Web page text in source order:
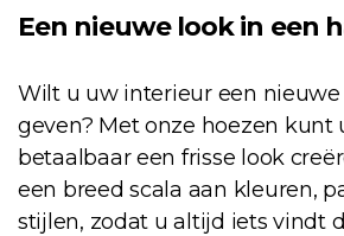
Een nieuwe look in een
Wilt u uw interieur een
geven? Met onze hoezen kunt
betaalbaar een frisse look
een breed scala aan kleuren,
stijlen, zodat u altijd iets vindt